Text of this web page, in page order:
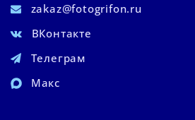
zakaz@fotogrifon.ru
ВКонтакте
Телеграм
Макс